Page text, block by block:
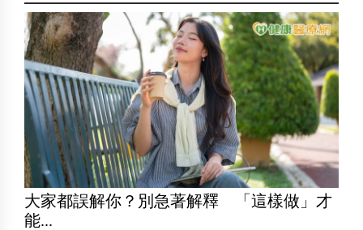
大家都誤解你？別急著解釋 「這樣做」才
能...